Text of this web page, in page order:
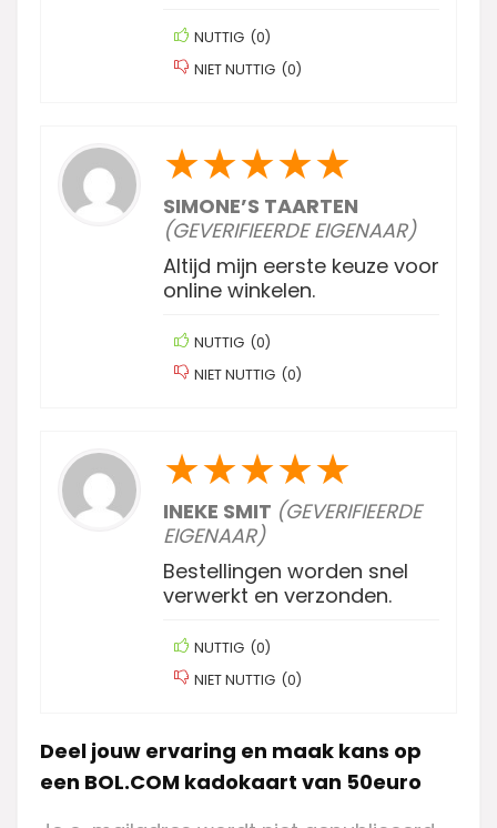
NUTTIG (0)
NIET NUTTIG (0)
★★★★★
SIMONE’S TAARTEN
(GEVERIFIEERDE EIGENAAR)
Altijd mijn eerste keuze voor
online winkelen.
NUTTIG (0)
NIET NUTTIG (0)
★★★★★
INEKE SMIT (GEVERIFIEERDE
EIGENAAR)
Bestellingen worden snel
verwerkt en verzonden.
NUTTIG (0)
NIET NUTTIG (0)
Deel jouw ervaring en maak kans op
een BOL.COM kadokaart van 50euro